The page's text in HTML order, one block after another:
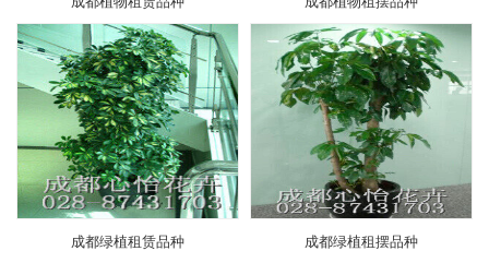
成都绿植租赁品种 成都绿植租摆品种